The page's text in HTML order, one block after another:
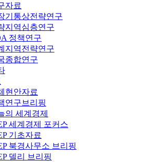
자료
기통상전략연구
지역심층연구
정책연구
지역전략연구
종합연구
현안자료
연구브리핑
의 세계경제
세계경제 포커스
기초자료
북경사무소 브리핑
델리 브리핑